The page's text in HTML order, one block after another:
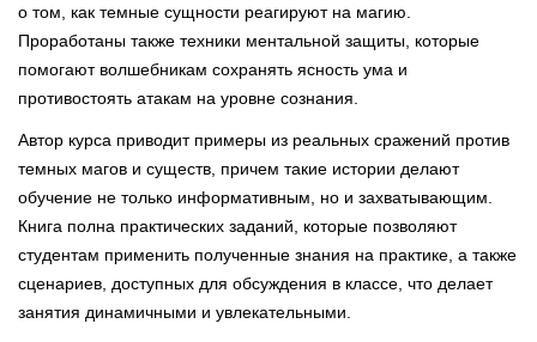
о том, как темные сущности реагируют на магию.
Проработаны также техники ментальной защиты, которые
помогают волшебникам сохранять ясность ума и
противостоять атакам на уровне сознания.
Автор курса приводит примеры из реальных сражений против
темных магов и существ, причем такие истории делают
обучение не только информативным, но и захватывающим.
Книга полна практических заданий, которые позволяют
студентам применить полученные знания на практике, а также
сценариев, доступных для обсуждения в классе, что делает
занятия динамичными и увлекательными.